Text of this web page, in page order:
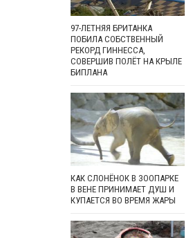
97-ЛЕТНЯЯ БРИТАНКА
ПОБИЛА СОБСТВЕННЫЙ
РЕКОРД ГИННЕССА,
СОВЕРШИВ ПОЛЁТ НА КРЫЛЕ
БИПЛАНА
КАК СЛОНЁНОК В ЗООПАРКЕ
В ВЕНЕ ПРИНИМАЕТ ДУШ И
КУПАЕТСЯ ВО ВРЕМЯ ЖАРЫ